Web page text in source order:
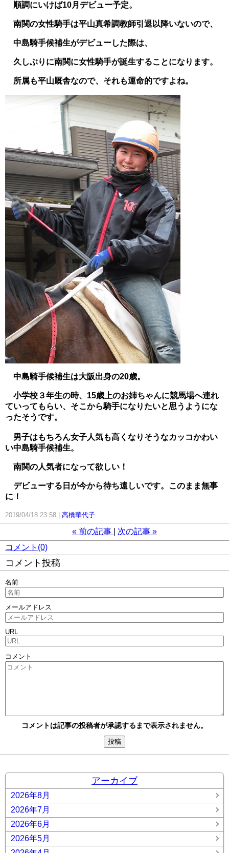
順調にいけば10月デビュー予定。
南関の女性騎手は平山真希調教師引退以降いないので、
中島騎手候補生がデビューした際は、
久しぶりに南関に女性騎手が誕生することになります。
所属も平山厩舎なので、それも運命的ですよね。
中島騎手候補生は大阪出身の20歳。
小学校３年生の時、15歳上のお姉ちゃんに競馬場へ連れ
ていってもらい、そこから騎手になりたいと思うようにな
ったそうです。
男子はもちろん女子人気も高くなりそうなカッコかわい
い中島騎手候補生。
南関の人気者になって欲しい！
デビューする日が今から待ち遠しいです。このまま無事
に！
2019/04/18 23:58 高橋華代子
« 前の記事 次の記事 »
コメント(0)
コメント投稿
名前
メールアドレス
URL
コメント
コメントは記事の投稿者が承認するまで表示されません。
アーカイブ
2026年8月
2026年7月
2026年6月
2026年5月